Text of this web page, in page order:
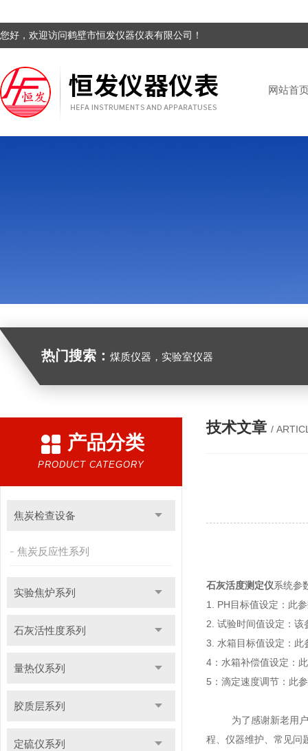
您好，欢迎访问鹤壁市恒发仪器仪表有限公司！
网站首
热门搜索： 煤质仪器，实验室仪器
产品分类
PRODUCT CATEGORY
焦炭检查设备
焦炭反应性系列
实验焦炉系列
石灰活性度系列
量热仪系列
胶质层系列
定硫仪系列
技术文章 /
石灰活度测定仪系统参
1. PH目标值设定：此
2. 试验时间值设定：
3. 水箱目标值设定：
4：水箱补偿值设定：
5：滴定速度调节：此
为了感谢新老用
程、仪器维护、常见问